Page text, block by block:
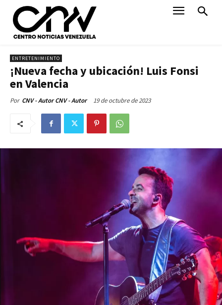
ENTRETENIMIENTO
¡Nueva fecha y ubicación! Luis Fonsi
en Valencia
Por CNV - Autor CNV - Autor 19 de octubre de 2023